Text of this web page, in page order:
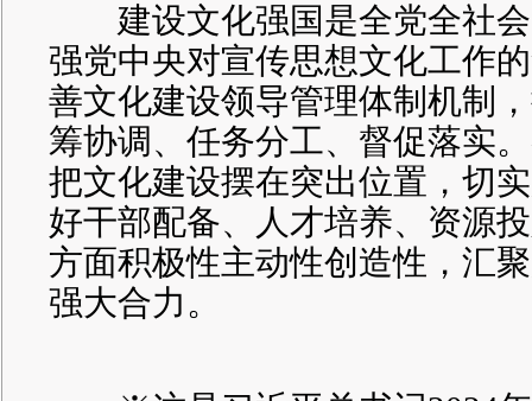
建设文化强国是全党全社会
强党中央对宣传思想文化工作
善文化建设领导管理体制机制
筹协调、任务分工、督促落实
把文化建设摆在突出位置，切
好干部配备、人才培养、资源
方面积极性主动性创造性，汇
强大合力。